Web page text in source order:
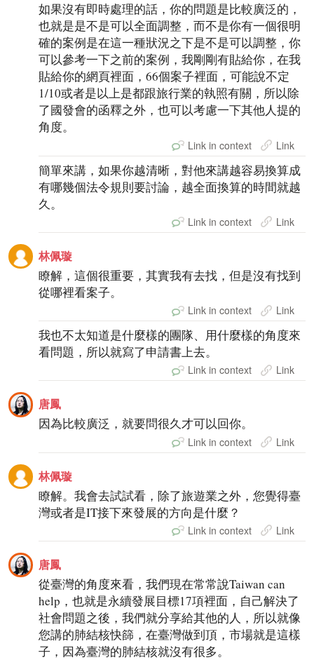
如果沒有即時處理的話，你的問題是比較廣泛的，
也就是是不是可以全面調整，而不是你有一個很明
確的案例是在這一種狀況之下是不是可以調整，你
可以參考一下之前的案例，我剛剛有貼給你，在我
貼給你的網頁裡面，66個案子裡面，可能說不定
1/10或者是以上是都跟旅行業的執照有關，所以除
了國發會的函釋之外，也可以考慮一下其他人提的
角度。
Link in context Link
簡單來講，如果你越清晰，對他來講越容易換算成
有哪幾個法令規則要討論，越全面換算的時間就越
久。
Link in context Link
林佩璇
瞭解，這個很重要，其實我有去找，但是沒有找到
從哪裡看案子。
Link in context Link
我也不太知道是什麼樣的團隊、用什麼樣的角度來
看問題，所以就寫了申請書上去。
Link in context Link
唐鳳
因為比較廣泛，就要問很久才可以回你。
Link in context Link
林佩璇
瞭解。我會去試試看，除了旅遊業之外，您覺得臺
灣或者是IT接下來發展的方向是什麼？
Link in context Link
唐鳳
從臺灣的角度來看，我們現在常常說Taiwan can
help，也就是永續發展目標17項裡面，自己解決了
社會問題之後，我們就分享給其他的人，所以就像
您講的肺結核快篩，在臺灣做到頂，市場就是這樣
子，因為臺灣的肺結核就沒有很多。